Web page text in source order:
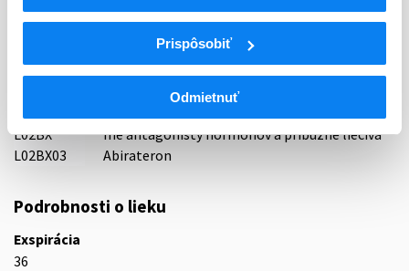
Prispôsobiť
Odmietnuť
44 - CYTOSTATICA
Cytostatiká a imunomodulátory
Endokrinná liečba
L02B
L02BX
Iné antagonisty hormónov a príbuzné liečivá
L02BX03
Abirateron
Podrobnosti o lieku
Exspirácia
36